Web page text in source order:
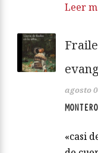
Leer
agosto
MONTERO
«casi